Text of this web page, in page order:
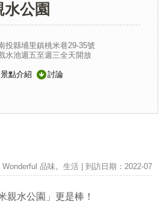
水公園
投縣埔里鎮桃米巷29-35號
水池週五至週三全天開放
景點介紹 討論
Wonderful 品味。生活 | 到訪日期：2022-07
親水公園」更是棒！